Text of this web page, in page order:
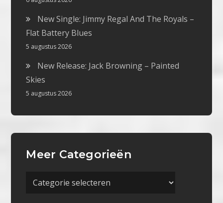
New Single: Jimmy Regal And The Royals –
Flat Battery Blues
5 augustus 2026
New Release: Jack Browning – Painted
Skies
5 augustus 2026
Meer Categorieën
Meer